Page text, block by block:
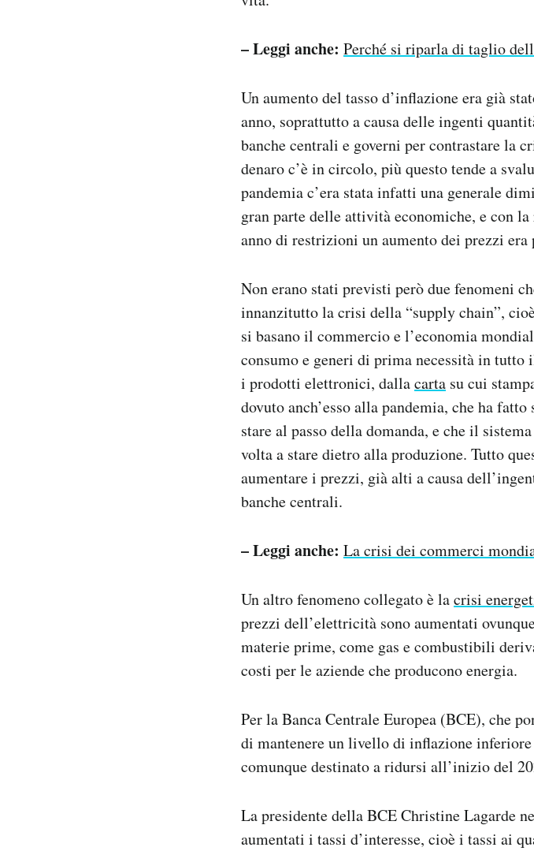
– Leggi anche: Perché si riparla di taglio
Un aumento del tasso d’inflazione era già
anno, soprattutto a causa delle ingenti
banche centrali e governi per contrastare la
denaro c’è in circolo, più questo tende a
pandemia c’era stata infatti una generale
gran parte delle attività economiche, e con
anno di restrizioni un aumento dei prezzi era
Non erano stati previsti però due fenomeni
innanzitutto la crisi della “supply chain”,
si basano il commercio e l’economia
consumo e generi di prima necessità in
i prodotti elettronici, dallacarta su cui
dovuto anch’esso alla pandemia, che ha
stare al passo della domanda, e che il
volta a stare dietro alla produzione. Tutto
aumentare i prezzi, già alti a causa
banche centrali.
– Leggi anche: La crisi dei commerci
Un altro fenomeno collegato è lacrisi
prezzi dell’elettricità sono aumentati
materie prime, come gas e combustibili
costi per le aziende che producono energia.
Per la Banca Centrale Europea (BCE), che
di mantenere un livello di inflazione
comunque destinato a ridursi all’inizio del
La presidente della BCE Christine Lagarde
aumentati i tassi d’interesse, cioè i tassi ai